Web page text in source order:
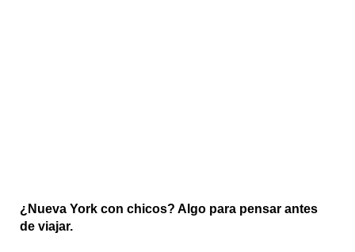
¿Nueva York con chicos? Algo para pensar antes
de viajar.